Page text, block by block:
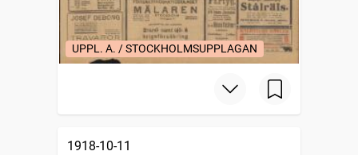
UPPL. A. / STOCKHOLMSUPPLAGAN
1918-10-11